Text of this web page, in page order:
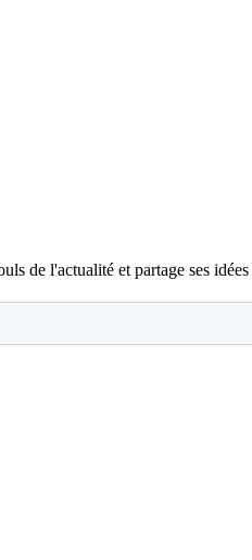
de l'actualité et partage ses